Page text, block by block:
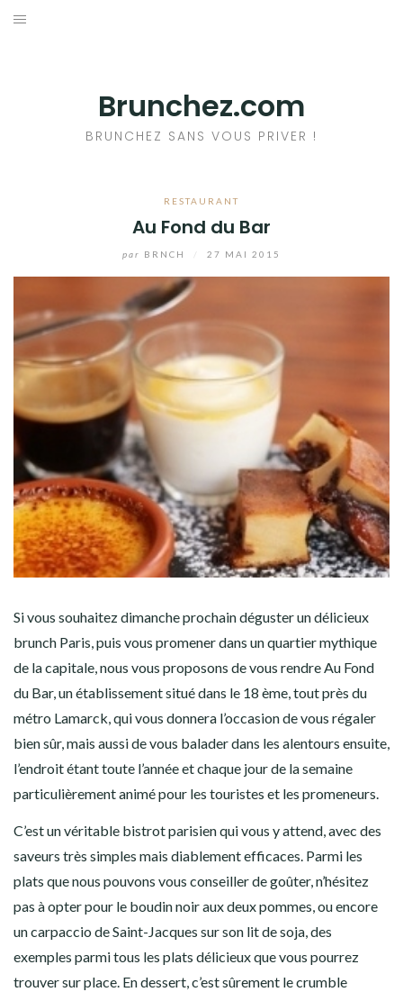
Aller
Brunchez.com
BRUNCHEZ SANS VOUS PRIVER !
RESTAURANT
Au Fond du Bar
par BRNCH 27 MAI 2015
Si vous souhaitez dimanche prochain déguster un délicieux
brunch Paris, puis vous promener dans un quartier mythique
de la capitale, nous vous proposons de vous rendre Au Fond
du Bar, un établissement situé dans le 18 ème, tout près du
métro Lamarck, qui vous donnera l’occasion de vous régaler
bien sûr, mais aussi de vous balader dans les alentours ensuite,
l’endroit étant toute l’année et chaque jour de la semaine
particulièrement animé pour les touristes et les promeneurs.
C’est un véritable bistrot parisien qui vous y attend, avec des
saveurs très simples mais diablement efficaces. Parmi les
plats que nous pouvons vous conseiller de goûter, n’hésitez
pas à opter pour le boudin noir aux deux pommes, ou encore
un carpaccio de Saint-Jacques sur son lit de soja, des
exemples parmi tous les plats délicieux que vous pourrez
trouver sur place. En dessert, c’est sûrement le crumble
A PROPOS DU BRUNCH